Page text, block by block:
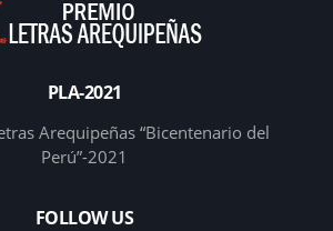
PLA-2021
Arequipeñas “Bicentenario del
Perú”-2021
FOLLOW US